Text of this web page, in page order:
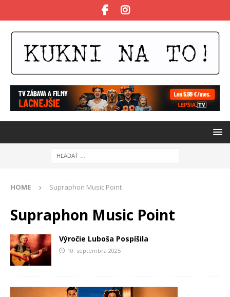
HOME Supraphon Music Point
Supraphon Music Point
Výročie Luboša Pospíšila
10. septembra 2025